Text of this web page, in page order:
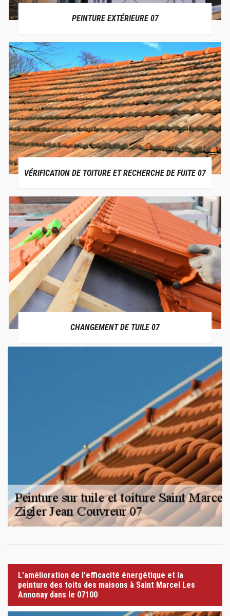
PEINTURE EXTÉRIEURE 07
VÉRIFICATION DE TOITURE ET RECHERCHE DE FUITE 07
CHANGEMENT DE TUILE 07
L'amélioration de l'efficacité énergétique et la
peinture des toits des maisons à Saint Marcel Les
Annonay dans le 07100